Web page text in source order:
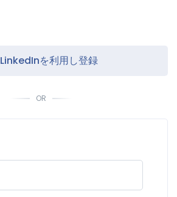
LinkedInを利用し登録
OR